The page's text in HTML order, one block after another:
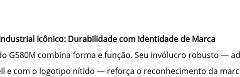
Icônico: Durabilidade com Identidade de Marca
G580M combina forma e função. Seu invólucro robusto —
e com o logotipo nítido — reforça o reconhecimento da